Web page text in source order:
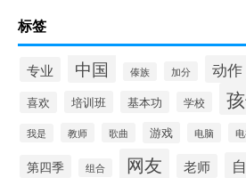
标签
专业 中国 傣族 加分 动作
喜欢 培训班 基本功 学校
我是 教师 歌曲 游戏 电脑
第四季 组合 网友 老师